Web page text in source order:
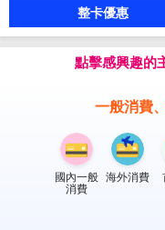
整卡優惠
點擊感興趣的
一般消費
國內一般
消費
海外消費